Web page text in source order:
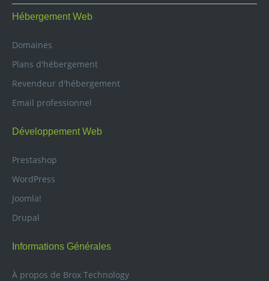
Hébergement Web
Domaines
Plans d'hébergement
Revendeur d'hébergement
Email professionnel
Développement Web
Prestashop
WordPress
Joomla!
Drupal
Informations Générales
À propos de Brox Technology